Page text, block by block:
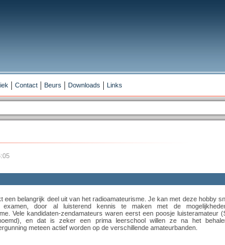
Contact Beurs Downloads Links
een belangrijk deel uit van het radioamateurisme. Je kan met deze hobby
examen, door al luisterend kennis te maken met de
Vele kandidaten-zendamateurs waren eerst een poosje luisteramateur
en dat is zeker een prima leerschool willen ze na het
meteen actief worden op de verschillende amateurbanden.